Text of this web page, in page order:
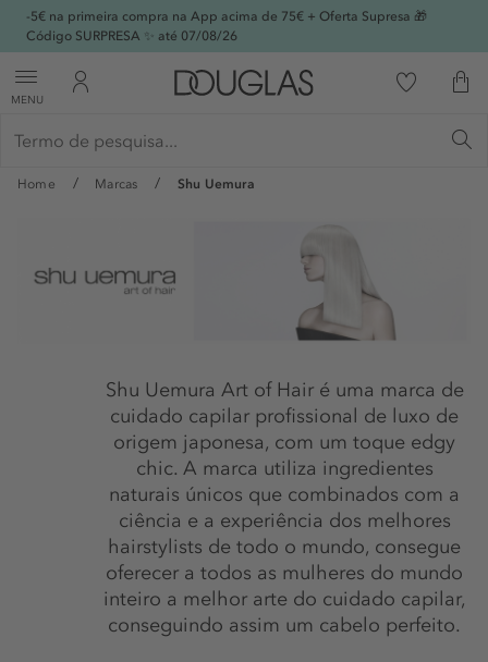
-5€ na primeira compra na App acima de 75€ + Oferta Supresa 🎁
Código SURPRESA ✨ até 07/08/26
MENU
Home Marcas Shu Uemura
Shu Uemura Art of Hair é uma marca de
cuidado capilar profissional de luxo de
origem japonesa, com um toque edgy
chic. A marca utiliza ingredientes
naturais únicos que combinados com a
ciência e a experiência dos melhores
hairstylists de todo o mundo, consegue
oferecer a todos as mulheres do mundo
inteiro a melhor arte do cuidado capilar,
conseguindo assim um cabelo perfeito.